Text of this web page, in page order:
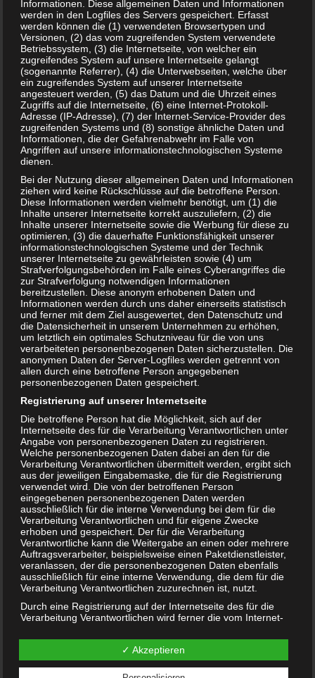
Mittagsschlaf für Kinder – Wie lang sollte
mein Kind schlafen?
20. JULI 2018
Die Frage nach dem Mittagsschlaf gehört auch zu den
Fragen die Eltern bezüglich ihrer Kinder haben. Einige
Kinder benötigen sehr viel Schlaf, andere Kinder nur…
Geschenkideen für 2-Jährige
23. MAI 2018
Das eigene Kind hat bald Geburtstag und man fühlt sich
verpflichtet etwas zu schenken. Das gleiche gilt wenn ein
Verwandter oder ein anderes Familienmitglied im…
WEITERLESEN...
Datenschutzerklärung|Datenauszug|Datenschutzeinstellungen
Löschanfrage| Fotonachweise|Impressum
NEUE ARTIKEL
Informationen. Diese allgemeinen Daten und Informationen
werden in den Logfiles des Servers gespeichert. Erfasst
werden können die (1) verwendeten Browsertypen und
Versionen, (2) das vom zugreifenden System verwendete
Betriebssystem, (3) die Internetseite, von welcher ein
zugreifendes System auf unsere Internetseite gelangt
(sogenannte Referrer), (4) die Unterwebseiten, welche über
ein zugreifendes System auf unserer Internetseite
angesteuert werden, (5) das Datum und die Uhrzeit eines
Zugriffs auf die Internetseite, (6) eine Internet-Protokoll-
Adresse (IP-Adresse), (7) der Internet-Service-Provider des
zugreifenden Systems und (8) sonstige ähnliche Daten und
Informationen, die der Gefahrenabwehr im Falle von
Angriffen auf unsere informationstechnologischen Systeme
dienen.
Bei der Nutzung dieser allgemeinen Daten und Informationen
ziehen wird keine Rückschlüsse auf die betroffene Person.
Diese Informationen werden vielmehr benötigt, um (1) die
Inhalte unserer Internetseite korrekt auszuliefern, (2) die
Inhalte unserer Internetseite sowie die Werbung für diese zu
optimieren, (3) die dauerhafte Funktionsfähigkeit unserer
informationstechnologischen Systeme und der Technik
unserer Internetseite zu gewährleisten sowie (4) um
Strafverfolgungsbehörden im Falle eines Cyberangriffes die
zur Strafverfolgung notwendigen Informationen
bereitzustellen. Diese anonym erhobenen Daten und
Informationen werden durch uns daher einerseits statistisch
und ferner mit dem Ziel ausgewertet, den Datenschutz und
die Datensicherheit in unserem Unternehmen zu erhöhen,
um letztlich ein optimales Schutzniveau für die von uns
verarbeiteten personenbezogenen Daten sicherzustellen. Die
anonymen Daten der Server-Logfiles werden getrennt von
allen durch eine betroffene Person angegebenen
personenbezogenen Daten gespeichert.
Registrierung auf unserer Internetseite
Die betroffene Person hat die Möglichkeit, sich auf der
Internetseite des für die Verarbeitung Verantwortlichen unter
Angabe von personenbezogenen Daten zu registrieren.
Welche personenbezogenen Daten dabei an den für die
Verarbeitung Verantwortlichen übermittelt werden, ergibt sich
aus der jeweiligen Eingabemaske, die für die Registrierung
verwendet wird. Die von der betroffenen Person
eingegebenen personenbezogenen Daten werden
ausschließlich für die interne Verwendung bei dem für die
Verarbeitung Verantwortlichen und für eigene Zwecke
erhoben und gespeichert. Der für die Verarbeitung
Verantwortliche kann die Weitergabe an einen oder mehrere
Auftragsverarbeiter, beispielsweise einen Paketdienstleister,
veranlassen, der die personenbezogenen Daten ebenfalls
ausschließlich für eine interne Verwendung, die dem für die
Verarbeitung Verantwortlichen zuzurechnen ist, nutzt.
Durch eine Registrierung auf der Internetseite des für die
Verarbeitung Verantwortlichen wird ferner die vom Internet-
Adresse, das Datum sowie die Uhrzeit der Registrierung
gespeichert. Die Speicherung dieser Daten erfolgt vor dem
Hintergrund, dass nur so der Missbrauch unserer Dienste
verhindert werden kann, und diese Daten im Bedarfsfall
✓ Akzeptieren